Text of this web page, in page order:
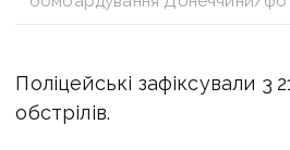
Поліцейські зафіксували 3
обстрілів.